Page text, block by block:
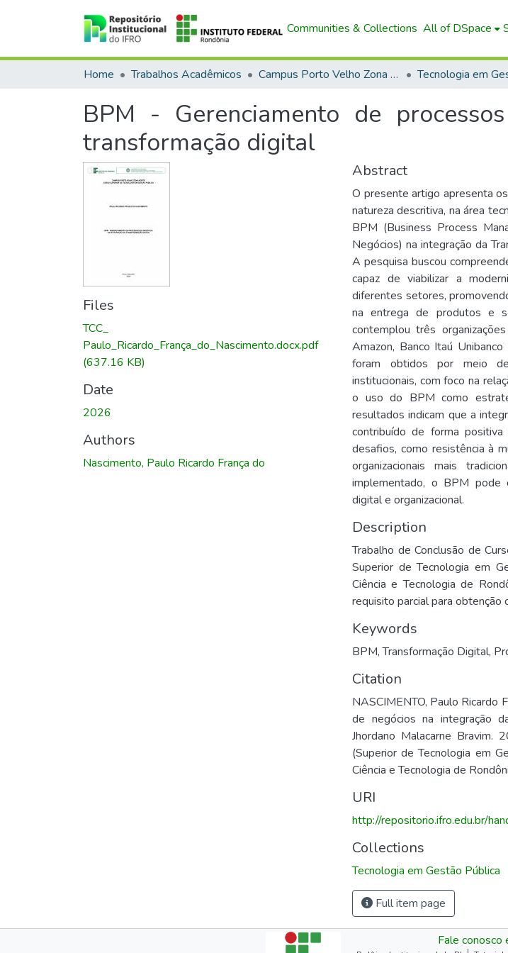
Communities & Collections All of DSpace
Home Trabalhos Acadêmicos Campus Porto Velho Zona Norte
BPM - Gerenciamento de
transformação digital
Files
TCC_
Paulo_Ricardo_França_do_Nascimento.docx.pdf
(637.16 KB)
Date
2026
Authors
Nascimento, Paulo Ricardo França do
Abstract
O presente artigo apresenta
natureza descritiva, na área
BPM (Business Process
Negócios) na integração da
A pesquisa buscou
capaz de viabilizar a
diferentes setores,
na entrega de produtos e
contemplou três
Amazon, Banco Itaú
foram obtidos por meio
institucionais, com foco na
o uso do BPM como
resultados indicam que a
contribuído de forma positiva
desafios, como resistência à
organizacionais mais
implementado, o BPM pode
digital e organizacional.
Description
Trabalho de Conclusão de
Superior de Tecnologia em
Ciência e Tecnologia de
requisito parcial para
Keywords
BPM,Transformação Digital,
Citation
NASCIMENTO, Paulo Ricardo
de negócios na integração
Jhordano Malacarne Bravim.
(Superior de Tecnologia em
Ciência e Tecnologia de
URI
http://repositorio.ifro.edu.br/
Collections
Tecnologia em Gestão Pública
Full item page
Fale conosco